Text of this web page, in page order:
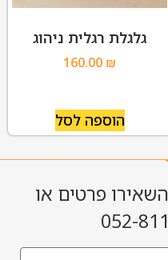
גלגלת רגלית ניהוג
160.00 ₪
הוספה לסל
השאירו פרטים או